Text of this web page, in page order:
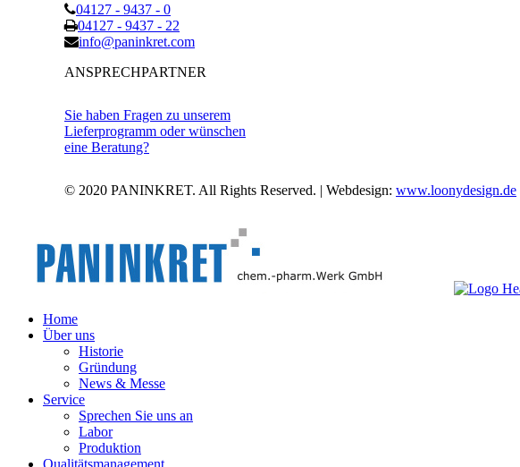
04127 - 9437 - 0
04127 - 9437 - 22
info@paninkret.com
ANSPRECHPARTNER
Sie haben Fragen zu unserem
Lieferprogramm oder wünschen
eine Beratung?
© 2020 PANINKRET. All Rights Reserved. | Webdesign: www.loonydesign.de
Home
Über uns
Historie
Gründung
News & Messe
Service
Sprechen Sie uns an
Labor
Produktion
Qualitätsmanagement